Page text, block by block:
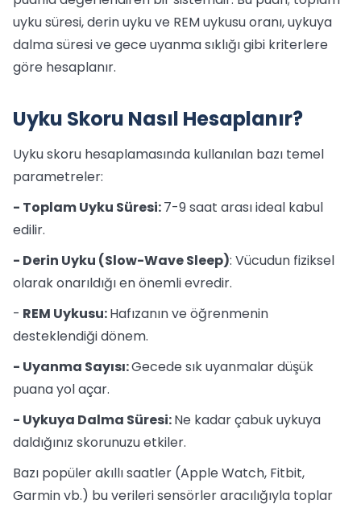
uyku süresi, derin uyku ve REM uykusu oranı, uykuya
dalma süresi ve gece uyanma sıklığı gibi kriterlere
göre hesaplanır.
Uyku Skoru Nasıl Hesaplanır?
Uyku skoru hesaplamasında kullanılan bazı temel
parametreler:
- Toplam Uyku Süresi:7-9 saat arası ideal kabul
edilir.
- Derin Uyku (Slow-Wave Sleep): Vücudun fiziksel
olarak onarıldığı en önemli evredir.
- REM Uykusu:Hafızanın ve öğrenmenin
desteklendiği dönem.
- Uyanma Sayısı:Gecede sık uyanmalar düşük
puana yol açar.
- Uykuya Dalma Süresi:Ne kadar çabuk uykuya
daldığınız skorunuzu etkiler.
Bazı popüler akıllı saatler (Apple Watch, Fitbit,
Garmin vb.) bu verileri sensörler aracılığıyla toplar